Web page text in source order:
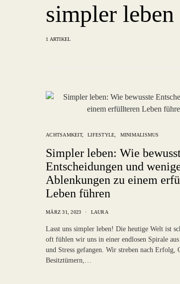
simpler leben
1 ARTIKEL
ACHTSAMKEIT LIFESTYLE MINIMALISMUS
Simpler leben: Wie
Entscheidungen und
Ablenkungen zu einem
Leben führen
MÄRZ 31, 2023 LAURA
Lasst uns simpler leben! Die heutige Welt ist
oft fühlen wir uns in einer endlosen Spirale
und Stress gefangen. Wir streben nach Erfolg,
Besitztümern,…